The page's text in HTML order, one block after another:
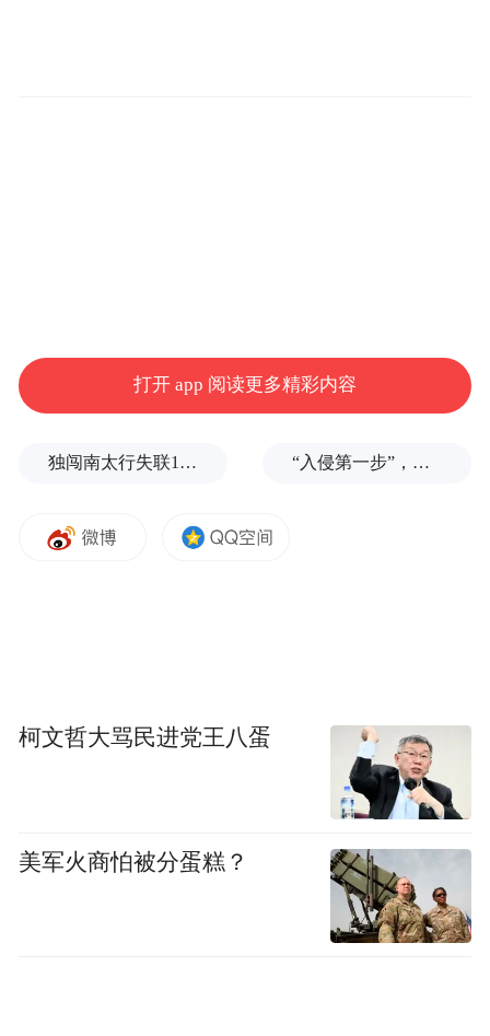
该公司计划于 2028 年推出 Polestar 7（极
35% 的复合年零售销量增长。
“特别声明：以上作品内容(包括在内的视频、图片或音
频)为凤凰网旗下自媒体平台“大风号”用户上传并发
Notice: The content above (including the videos,
pictures and audios if any) is uploaded and posted
by the user of Dafeng Hao, which is a social media
platform and merely provides information storage
打开 app 阅读更多精彩内容
独闯南太行失联14天的女子已确认遇难，遗体在悬崖被找到 “入侵第一步”，与特朗普关系密切美企被曝强闯格陵兰岛
柯文哲大骂民进党王八蛋
美军火商怕被分蛋糕？